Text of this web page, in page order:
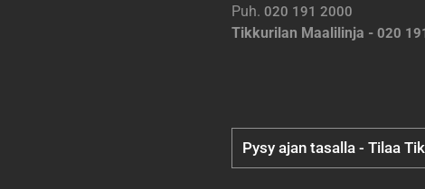
Puh. 020 191 2000
Tikkurilan Maalilinja - 020
Pysy ajan tasalla - Tilaa